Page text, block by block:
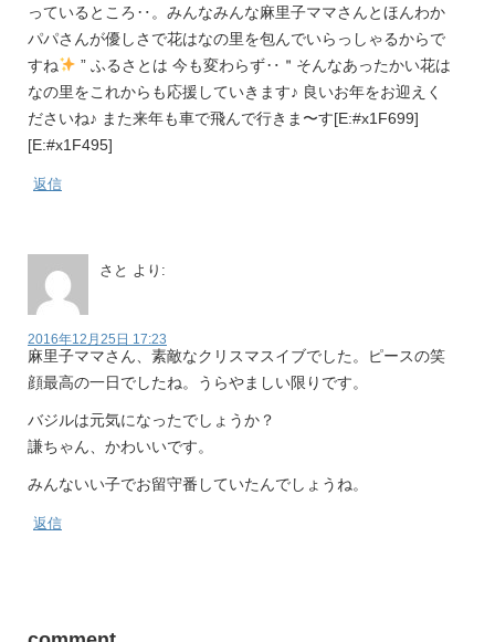
っているところ‥。みんなみんな麻里子ママさんとほんわか
パパさんが優しさで花はなの里を包んでいらっしゃるからで
すね
” ふるさとは 今も変わらず‥＂そんなあったかい花は
なの里をこれからも応援していきます♪ 良いお年をお迎えく
ださいね♪ また来年も車で飛んで行きま〜す[E:#x1F699]
[E:#x1F495]
返信
さと より:
2016年12月25日 17:23
麻里子ママさん、素敵なクリスマスイブでした。ピースの笑
顔最高の一日でしたね。うらやましい限りです。
バジルは元気になったでしょうか？
謙ちゃん、かわいいです。
みんないい子でお留守番していたんでしょうね。
返信